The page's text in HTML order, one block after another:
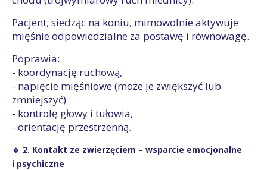
Pacjent, siedząc na koniu, mimowolnie aktywuje
mięśnie odpowiedzialne za postawę i równowagę.
Poprawia:
- koordynację ruchową,
- napięcie mięśniowe (może je zwiększyć lub
zmniejszyć)
- kontrolę głowy i tułowia,
- orientację przestrzenną.
🔹 2. Kontakt ze zwierzęciem – wsparcie emocjonalne
i psychiczne